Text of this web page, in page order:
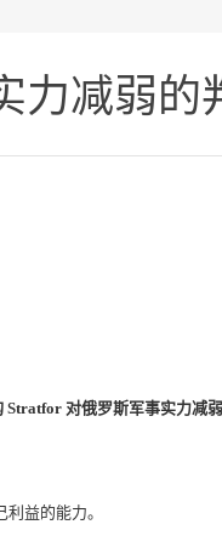
力减弱的
对俄罗斯军事实力减
益的能力。